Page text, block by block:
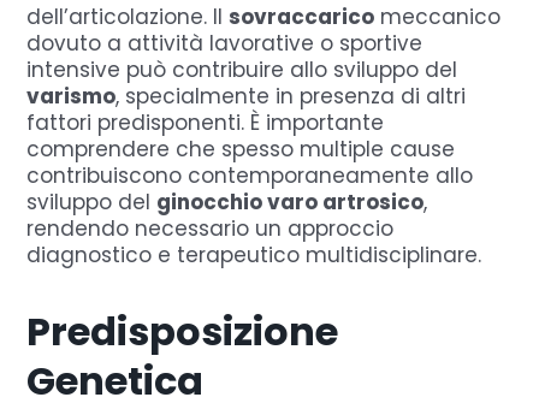
dell’articolazione. Ilsovraccarico meccanico
dovuto a attività lavorative o sportive
intensive può contribuire allo sviluppo del
varismo, specialmente in presenza di altri
fattori predisponenti. È importante
comprendere che spesso multiple cause
contribuiscono contemporaneamente allo
sviluppo del ginocchio varo artrosico,
rendendo necessario un approccio
diagnostico e terapeutico multidisciplinare.
Predisposizione
Genetica